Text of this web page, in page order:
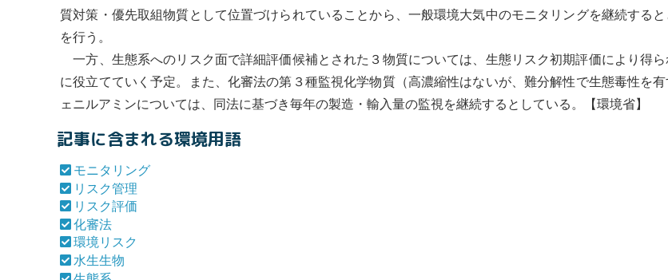
質対策・ 優先取組物質として位置づけられていることから、一般環境大気中のモニタリングを継続する
を行う。
一方、 生態系へのリスク面で詳細評価候補とされた３物質については、生態リスク初期評価により得ら
に役立てていく予定。また、 化審法の第３種監視化学物質（高濃縮性はないが、 難分解性で生態毒性を
ェニルアミンについては、同法に基づき毎年の製造・輸入量の監視を継続するとしている。【環境省】
記事に含まれる環境用語
モニタリング
リスク管理
リスク評価
化審法
環境リスク
水生生物